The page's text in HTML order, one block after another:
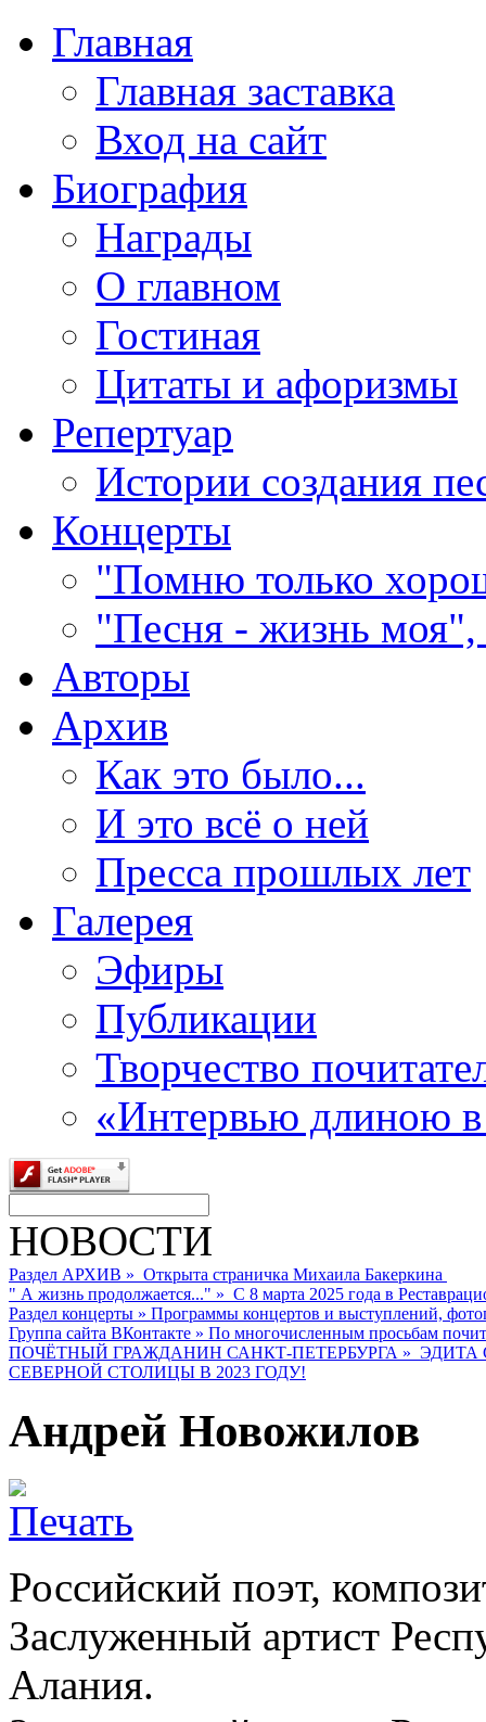
Главная
Главная заставка
Вход на сайт
Биография
Награды
О главном
Гостиная
Цитаты и афоризмы
Репертуар
Истории создания
Концерты
"Помню только
"Песня - жизнь моя",
Авторы
Архив
Как это было...
И это всё о ней
Пресса прошлых лет
Галерея
Эфиры
Публикации
Творчество
«Интервью длиною
НОВОСТИ
Раздел АРХИВ » Открыта страничка Михаила Бакеркина
" А жизнь продолжается..." » С 8 марта 2025 года в
Раздел концерты » Программы концертов и выступлений,
Группа сайта ВКонтакте » По многочисленным просьбам
ПОЧЁТНЫЙ ГРАЖДАНИН САНКТ-ПЕТЕРБУРГА » ЭДИТА
СЕВЕРНОЙ СТОЛИЦЫ В 2023 ГОДУ!
Андрей Новожилов
Российский поэт,
Заслуженный артист
Алания.